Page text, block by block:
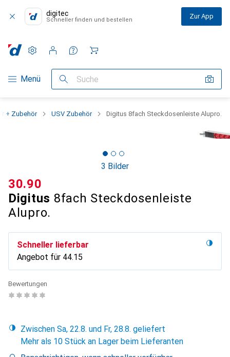
digitec
Schneller finden und bestellen Zur App
Navigation nach Kategorien
Menü Suche
Einstellungen
Kundenkonto
Vergleichslisten
Merklisten
Warenkorb
+ Zubehör USV Zubehör Digitus 8fach Steckdosenleiste Alupro.
3 Bilder
Digitus 8fach Steckdosenleiste
Alupro.
CHF
30.90
Schneller lieferbar
Angebot für CHF
44.15
Bewertungen
Zwischen Sa, 22.8. und Fr, 28.8. geliefert
Mehr als 10 Stück an Lager beim Lieferanten